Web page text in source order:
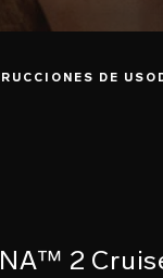
DE USO
2